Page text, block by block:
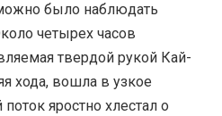
было наблюдать
четырех часов
твердой рукой Кай-
хода, вошла в узкое
яростно хлестал о